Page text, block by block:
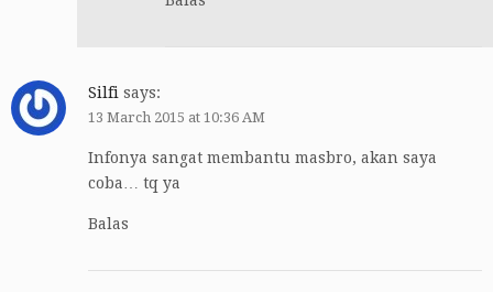
Silfi says:
13 March 2015 at 10:36 AM
Infonya sangat membantu masbro, akan saya
coba… tq ya
Balas